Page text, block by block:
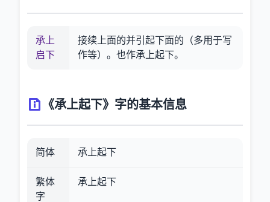
承上
启下
接续上面的并引起下面的（多用于写
作等）。也作承上起下。
《承上起下》字的基本信息
简体 承上起下
繁体
字
承上起下